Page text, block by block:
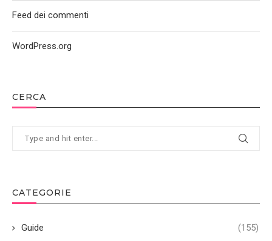
CERCA
CATEGORIE
Guide (155)
Feed dei commenti
WordPress.org